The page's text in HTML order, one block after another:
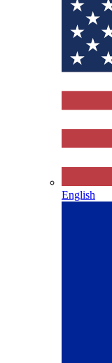
English